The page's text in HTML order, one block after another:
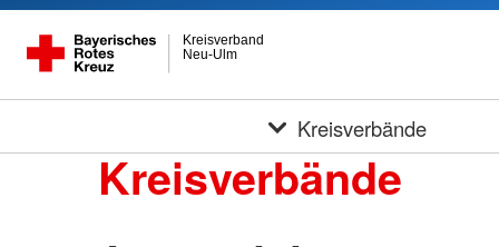
Neu-Ulm
Kreisverband
Kreisverbände
Kreisverbände